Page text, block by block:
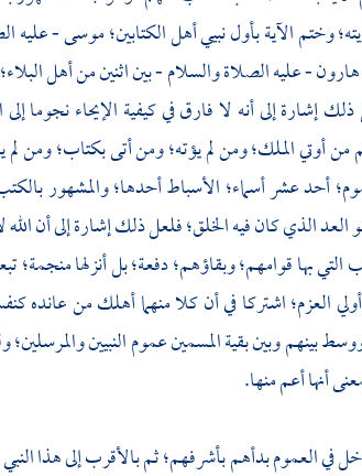
وختم الآية بأول نبيي أهل الكتابين؛موسى- عليه
هارون- عليه الصلاة والسلام - بين اثنين من أهل
إشارة إلى أنه لا فارق في كيفية الإيحاء نجوما
أوتي الملك؛ ومن لم يؤته؛ ومن أتى بكتاب؛ ومن
أحد عشر أسماء؛ الأسباط أحدها؛ والمشهور
الذي كان فيه الخلق؛ فلعل ذلك إشارة إلى أن
التي بها قوامهم؛ وبقاؤهم؛ دفعة؛ بل أنزلها منجمة؛
العزم؛ اشتركا في أن كلا منهما أهلك من عانده
ووسط بينهم وبين بقية المسمين عموم النبيين
أنها أعم منها.
في العموم بدأهم بأشرفهم؛ ثم بالأقرب إلى هذا